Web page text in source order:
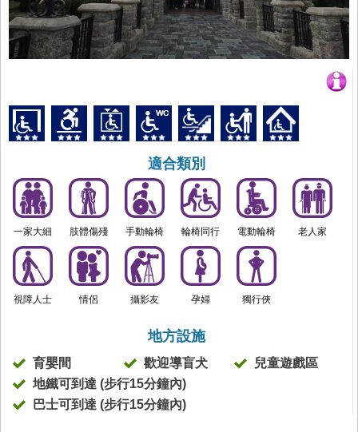
適合類別
一家大細 肢體傷殘 手動輪椅 輪椅同行 電動輪椅 老人家
視障人士 情侶 攝影友 孕婦 獨行俠
地方設施
育嬰間 歡迎導盲犬
兒童遊戲區
地鐵可到達 (步行15分鐘內)
巴士可到達 (步行15分鐘內)